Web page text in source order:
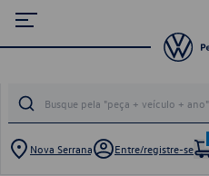
Nova Serrana Entre/registre-se